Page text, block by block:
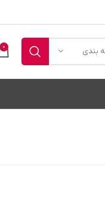
بندی 0